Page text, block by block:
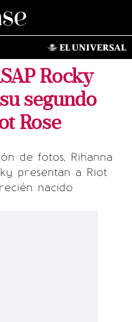
Rocky
segundo
Rose
de fotos, Rihanna
presentan a Riot
nacido